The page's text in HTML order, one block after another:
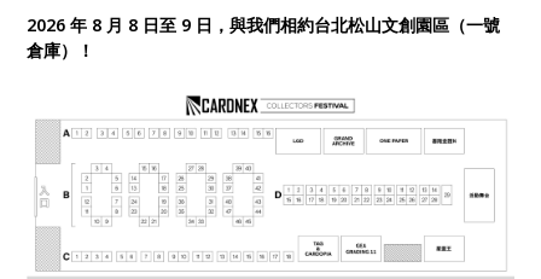
2026 年 8 月 8 日至 9 日，與我們相約台北松山文創園區（一號
倉庫）！